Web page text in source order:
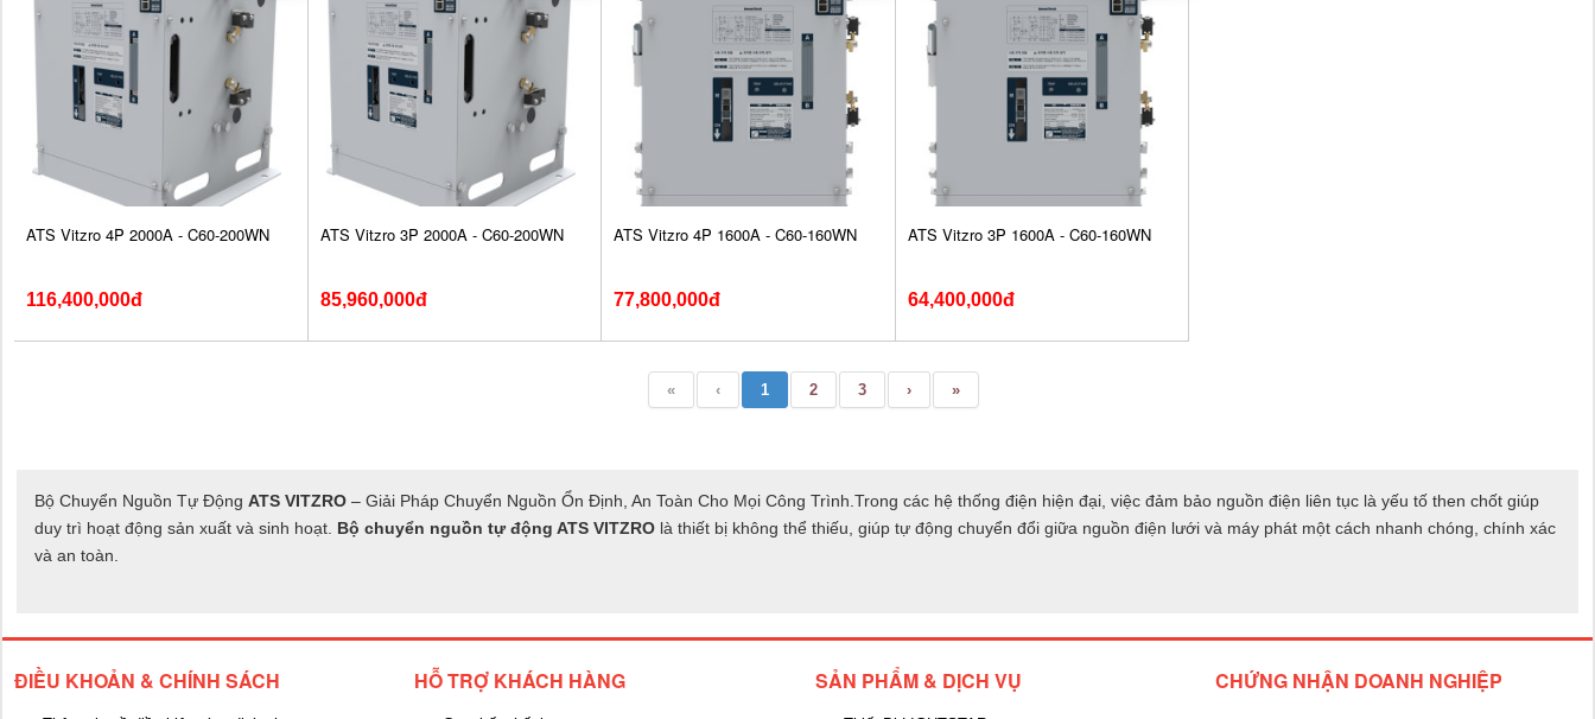
ATS Vitzro 4P 2000A - C60-200WN
116,400,000đ
ATS Vitzro 3P 2000A - C60-200WN
85,960,000đ
ATS Vitzro 4P 1600A - C60-160WN
77,800,000đ
ATS Vitzro 3P 1600A - C60-160WN
64,400,000đ
« ‹ 1 2 3 › »
Bộ Chuyển Nguồn Tự Động ATS VITZRO – Giải Pháp Chuyển Nguồn Ổn Định, An Toàn Cho Mọi Công Trình.Trong các hệ thống điện hiện đại, việc đảm bảo nguồn điện liên tục là yếu tố then chốt giúp
duy trì hoạt động sản xuất và sinh hoạt. Bộ chuyển nguồn tự động ATS VITZRO là thiết bị không thể thiếu, giúp tự động chuyển đổi giữa nguồn điện lưới và máy phát một cách nhanh chóng, chính xác
và an toàn.
ĐIỀU KHOẢN & CHÍNH SÁCH HỖ TRỢ KHÁCH HÀNG SẢN PHẨM & DỊCH VỤ CHỨNG NHẬN DOANH NGHIỆP